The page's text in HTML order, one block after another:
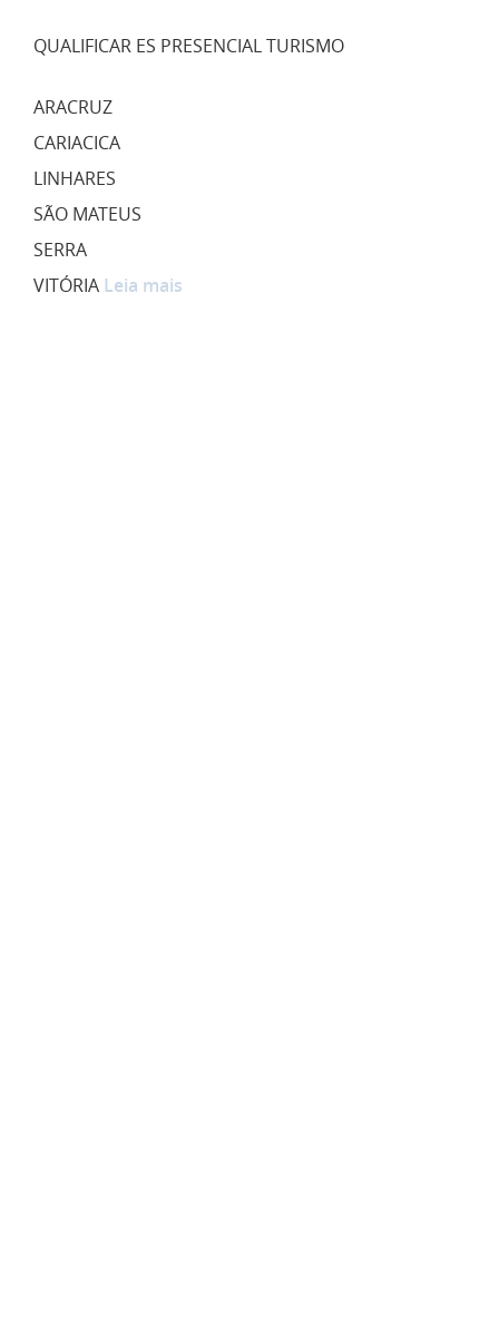
QUALIFICAR ES PRESENCIAL TURISMO
ARACRUZ
CARIACICA
LINHARES
SÃO MATEUS
SERRA
VITÓRIA Leia mais